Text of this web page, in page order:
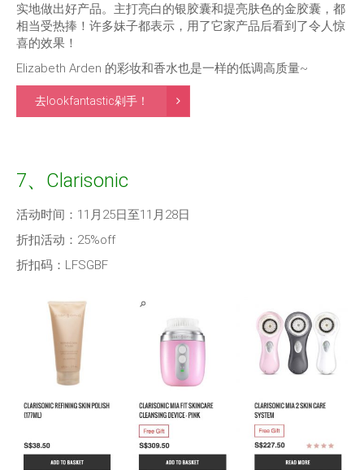
实地做出好产品。主打亮白的银胶囊和提亮肤色的金胶囊，都
相当受热捧！许多妹子都表示，用了它家产品后看到了令人惊
喜的效果！
Elizabeth Arden 的彩妆和香水也是一样的低调高质量~
去lookfantastic剁手！
7、Clarisonic
活动时间：11月25日至11月28日
折扣活动：25%off
折扣码：LFSGBF